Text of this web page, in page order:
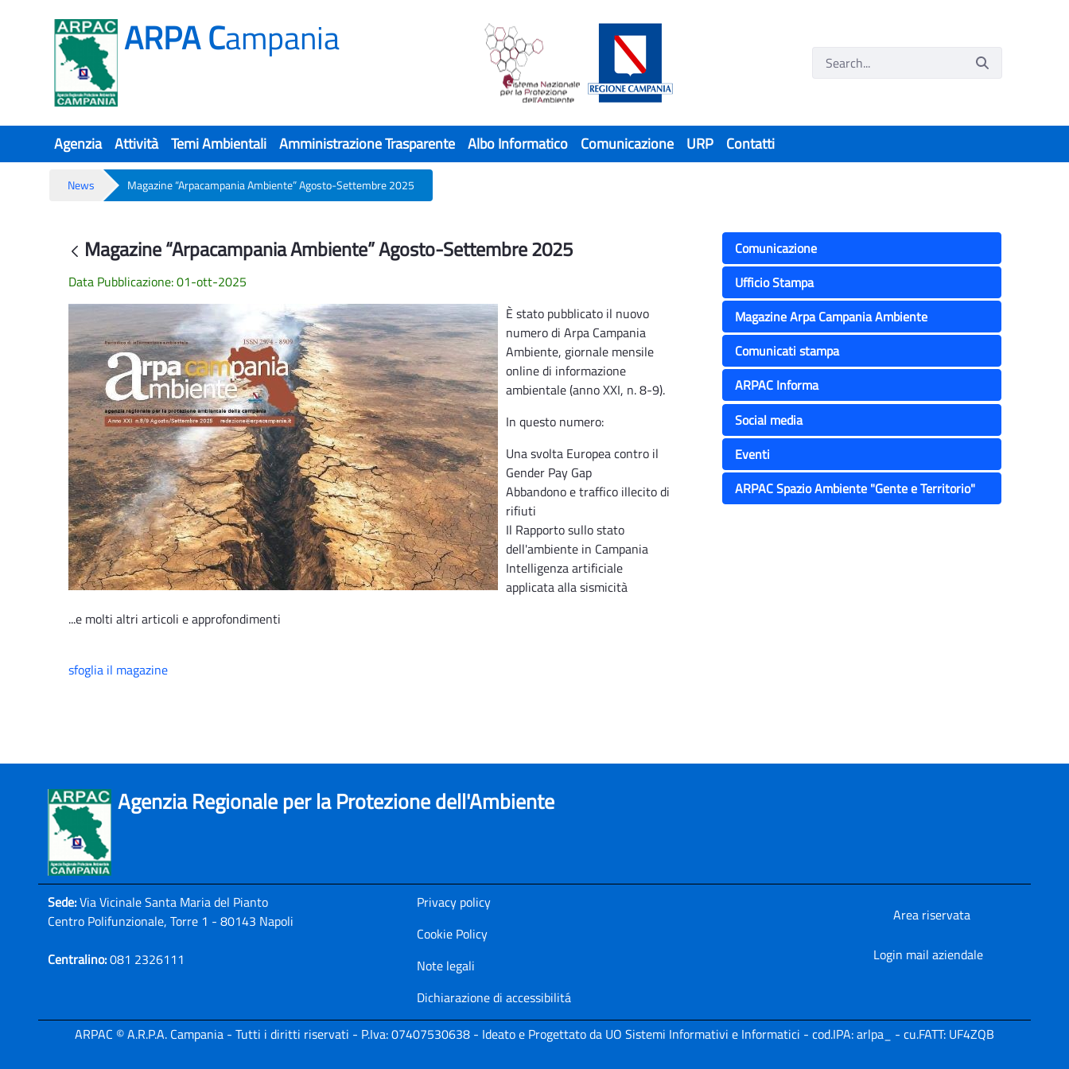
ARPA Campania
Agenzia Attività Temi Ambientali Amministrazione Trasparente Albo Informatico Comunicazione URP Contatti
News Magazine “Arpacampania Ambiente” Agosto-Settembre 2025
Magazine “Arpacampania Ambiente” Agosto-Settembre 2025
Data Pubblicazione: 01-ott-2025
È stato pubblicato il nuovo
numero di Arpa Campania
Ambiente, giornale mensile
online di informazione
ambientale (anno XXI, n. 8-9).
In questo numero:
Una svolta Europea contro il
Gender Pay Gap
Abbandono e traffico illecito di
rifiuti
Il Rapporto sullo stato
dell'ambiente in Campania
Intelligenza artificiale
applicata alla sismicità
...e molti altri articoli e approfondimenti
sfoglia il magazine
Comunicazione
Ufficio Stampa
Magazine Arpa Campania Ambiente
Comunicati stampa
ARPAC Informa
Social media
Eventi
ARPAC Spazio Ambiente "Gente e Territorio"
Agenzia Regionale per la Protezione dell'Ambiente
Sede:Via Vicinale Santa Maria del Pianto
Centro Polifunzionale, Torre 1 - 80143 Napoli
Centralino:081 2326111
Privacy policy
Cookie Policy
Note legali
Dichiarazione di accessibilitá
Area riservata
Login mail aziendale
ARPAC © A.R.P.A. Campania - Tutti i diritti riservati - P.Iva: 07407530638 - Ideato e Progettato da UO Sistemi Informativi e Informatici - cod.IPA: arlpa_ - cu.FATT: UF4ZQB